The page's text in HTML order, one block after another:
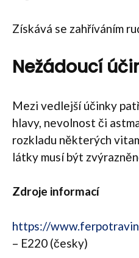
Získává se zahříváním
Nežádoucí
Mezi vedlejší účinky
hlavy, nevolnost či
rozkladu některých
látky musí být
Zdroje informací
https://
– E220 (česky)